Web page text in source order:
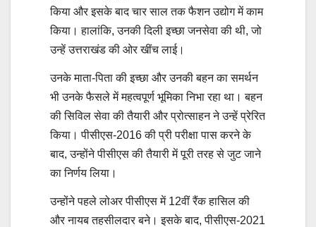
किया और इसके बाद चार साल तक फैशन उद्योग में काम
किया। हालांकि, उनकी दिली इच्छा जनसेवा की थी, जो
उन्हें उत्तराखंड की ओर खींच लाई।
उनके माता-पिता की इच्छा और उनकी बहन का समर्थन
भी उनके फैसले में महत्वपूर्ण भूमिका निभा रहा था। बहन
की सिविल सेवा की तैयारी और प्रोत्साहन ने उन्हें प्रेरित
किया। पीसीएस-2016 की प्री परीक्षा पास करने के
बाद, उन्होंने पीसीएस की तैयारी में पूरी तरह से जुट जाने
का निर्णय लिया।
उन्होंने पहले लोअर पीसीएस में 12वीं रैंक हासिल की
और नायब तहसीलदार बने। इसके बाद, पीसीएस-2021